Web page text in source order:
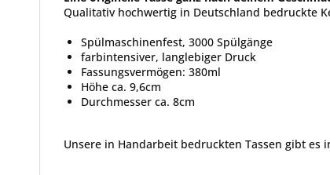
Qualitativ hochwertig in Deutschland bedruckte
Spülmaschinenfest, 3000 Spülgänge
farbintensiver, langlebiger Druck
Fassungsvermögen: 380ml
Höhe ca. 9,6cm
Durchmesser ca. 8cm
Unsere in Handarbeit bedruckten Tassen gibt